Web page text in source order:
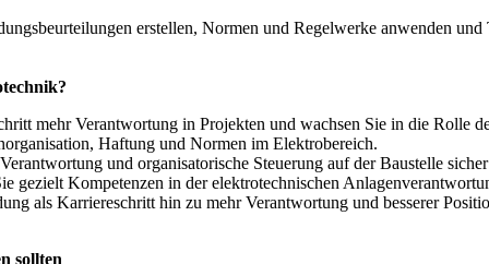
erstellen, Normen und Regelwerke anwenden
mehr Verantwortung in Projekten und wachsen Sie in die Rolle
Haftung und Normen im Elektrobereich.
und organisatorische Steuerung auf der Baustelle
gezielt Kompetenzen in der elektrotechnischen
als Karriereschritt hin zu mehr Verantwortung und besserer
sollten